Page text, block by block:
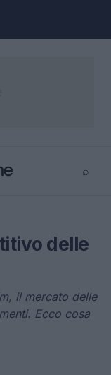
⌕
delle
il mercato delle
Ecco cosa